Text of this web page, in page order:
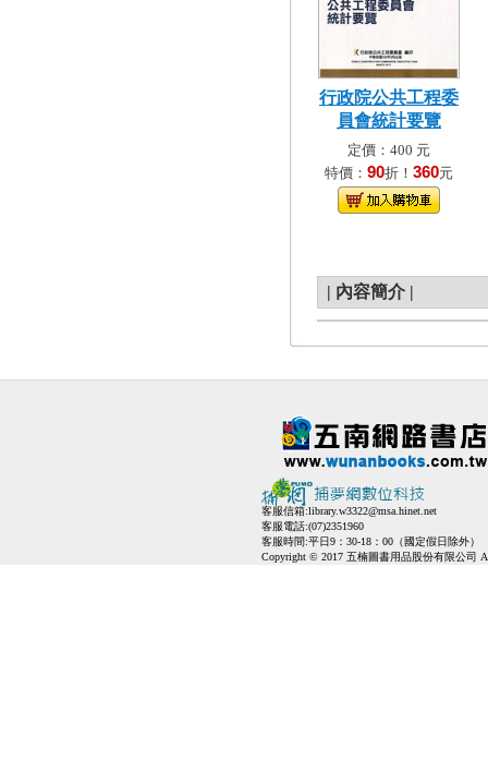
行政院公共工程委
員會統計要覽
定價：400 元
特價： 90折！ 360元
| 內容簡介 |
客服信箱:library.w3322@msa.hinet.net
客服電話:(07)2351960
客服時間:平日9：30-18：00（國定假日除外）
Copyright © 2017 五楠圖書用品股份有限公司